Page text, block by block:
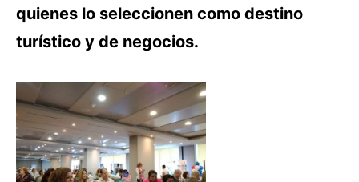
quienes lo seleccionen como destino
turístico y de negocios.